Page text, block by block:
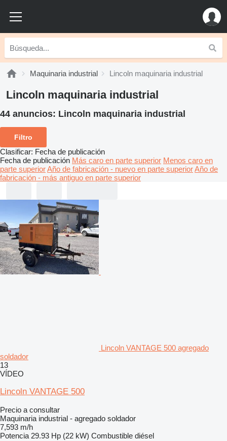
Maquinaria industrial Lincoln maquinaria industrial
Lincoln maquinaria industrial
44 anuncios: Lincoln maquinaria industrial
Filtro
Clasificar: Fecha de publicación
Fecha de publicación Más caro en parte superior Menos caro en
parte superiorAño de fabricación - nuevo en parte superiorAño de
fabricación - más antiguo en parte superior
Lincoln VANTAGE 500 agregado
soldador
13
VÍDEO
Lincoln VANTAGE 500
Precio a consultar
Maquinaria industrial - agregado soldador
7,593 m/h
Potencia 29.93 Hp (22 kW) Combustible diésel